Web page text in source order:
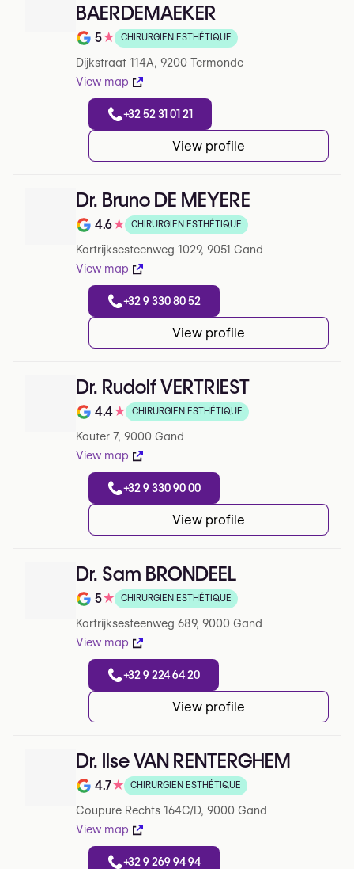
BAERDEMAEKER
Note de 5 sur 5 sur Google
5★ CHIRURGIEN ESTHÉTIQUE
Dijkstraat 114A, 9200 Termonde
View map
+32 52 31 01 21
View profile
Dr. Bruno DE MEYERE
Note de 4.6 sur 5 sur Google
4.6★ CHIRURGIEN ESTHÉTIQUE
Kortrijksesteenweg 1029, 9051 Gand
View map
+32 9 330 80 52
View profile
Dr. Rudolf VERTRIEST
Note de 4.4 sur 5 sur Google
4.4★ CHIRURGIEN ESTHÉTIQUE
Kouter 7, 9000 Gand
View map
+32 9 330 90 00
View profile
Dr. Sam BRONDEEL
Note de 5 sur 5 sur Google
5★ CHIRURGIEN ESTHÉTIQUE
Kortrijksesteenweg 689, 9000 Gand
View map
+32 9 224 64 20
View profile
Dr. Ilse VAN RENTERGHEM
Note de 4.7 sur 5 sur Google
4.7★ CHIRURGIEN ESTHÉTIQUE
Coupure Rechts 164C/D, 9000 Gand
View map
+32 9 269 94 94